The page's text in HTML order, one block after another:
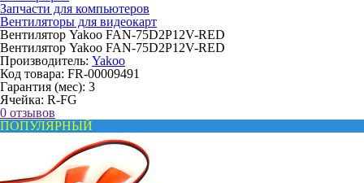
Запчасти для компьютеров
Вентиляторы для видеокарт
Вентилятор Yakoo FAN-75D2P12V-RED
Вентилятор Yakoo FAN-75D2P12V-RED
Производитель: Yakoo
Код товара: FR-00009491
Гарантия (мес): 3
Ячейка: R-FG
0 отзывов
ПОПУЛЯРНЫЙ